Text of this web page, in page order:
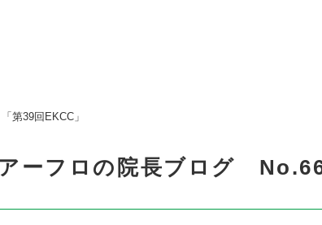
第39回EKCC」
ーフロの院長ブログ